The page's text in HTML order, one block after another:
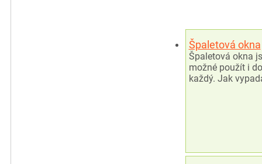
Špaletová okna
Špaletová okna
možné použít i
každý. Jak